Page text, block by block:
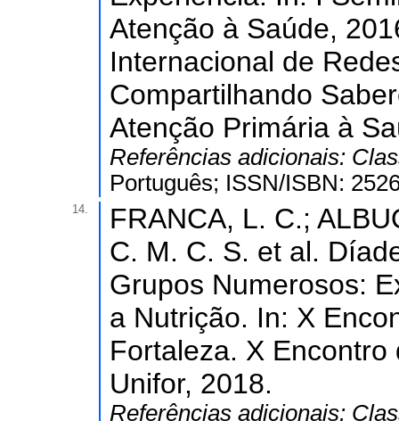
Atenção à Saúde,
Internacional de
Compartilhando
Atenção Primária à
Referências adicionais:
Português; ISSN/ISBN:
14.
FRANCA, L. C.;
C. M. C. S. et al.
Grupos Numerosos:
a Nutrição. In: X
Fortaleza. X
Unifor, 2018.
Referências adicionais: